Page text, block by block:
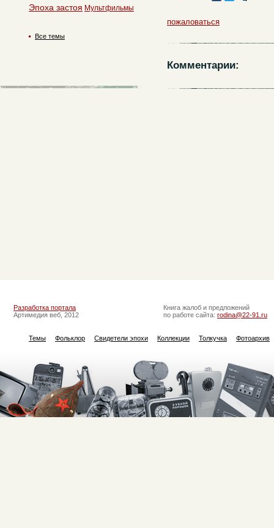
пожаловаться
Комментарии:
Эпоха застоя Мультфильмы
Все темы
Разработка портала
Артимедия веб, 2012
Книга жалоб и предложений
по работе сайта: rodina@22-91.ru
Темы Фольклор Свидетели эпохи Коллекции Толкучка Фотоархив